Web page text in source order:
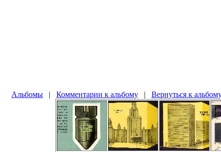
Альбомы | Комментарии к альбому | Вернуться к